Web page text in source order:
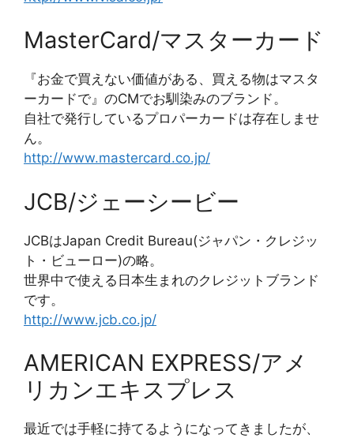
MasterCard/マスターカード
『お金で買えない価値がある、買える物はマスタ
ーカードで』のCMでお馴染みのブランド。
自社で発行しているプロパーカードは存在しませ
ん。
http://www.mastercard.co.jp/
JCB/ジェーシービー
JCBはJapan Credit Bureau(ジャパン・クレジッ
ト・ビューロー)の略。
世界中で使える日本生まれのクレジットブランド
です。
http://www.jcb.co.jp/
AMERICAN EXPRESS/アメ
リカンエキスプレス
最近では手軽に持てるようになってきましたが、